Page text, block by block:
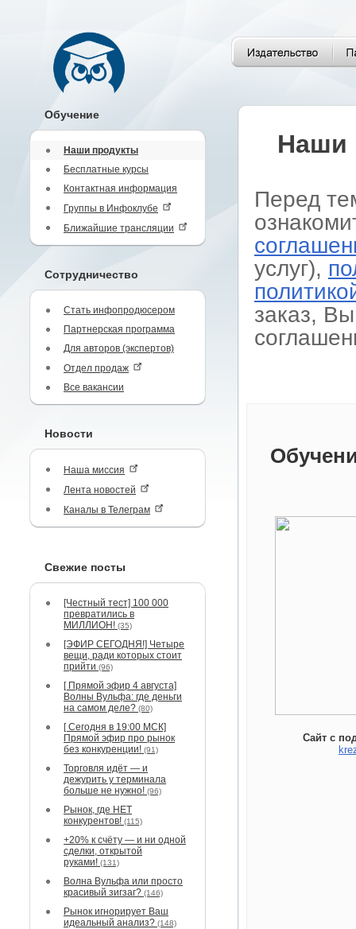
Обучение
Наши продукты
Бесплатные курсы
Контактная информация
Группы в Инфоклубе
Ближайшие трансляции
Сотрудничество
Стать инфопродюсером
Партнерская программа
Для авторов (экспертов)
Отдел продаж
Все вакансии
Новости
Наша миссия
Лента новостей
Каналы в Телеграм
Свежие посты
[Честный тест] 100 000
превратились в
МИЛЛИОН! (35)
[ЭФИР СЕГОДНЯ!] Четыре
вещи, ради которых стоит
прийти (96)
[ Прямой эфир 4 августа]
Волны Вульфа: где деньги
на самом деле? (80)
[ Сегодня в 19:00 МСК]
Прямой эфир про рынок
без конкуренции! (91)
Торговля идёт — и
дежурить у терминала
больше не нужно! (96)
Рынок, где НЕТ
конкурентов! (115)
+20% к счёту — и ни одной
сделки, открытой
руками! (131)
Волна Вульфа или просто
красивый зигзаг? (146)
Рынок игнорирует Ваш
идеальный анализ? (148)
Наши
Перед
услуг),
заказ,
Сайт с